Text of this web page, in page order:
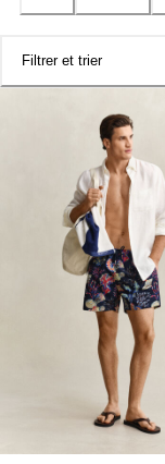
Filtrer et trier